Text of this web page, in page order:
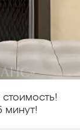
минут!